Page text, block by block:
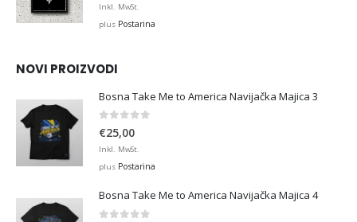
Inkl. MwSt.
plus Postarina
NOVI PROIZVODI
Bosna Take Me to America Navijačka Majica 3
0 out of 5
€25,00
Inkl. MwSt.
plus Postarina
Bosna Take Me to America Navijačka Majica 4